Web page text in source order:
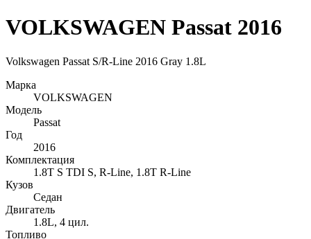
VOLKSWAGEN Passat 2016
Volkswagen Passat S/R-Line 2016 Gray 1.8L
Марка
VOLKSWAGEN
Модель
Passat
Год
2016
Комплектация
1.8T S TDI S, R-Line, 1.8T R-Line
Кузов
Седан
Двигатель
1.8L, 4 цил.
Топливо